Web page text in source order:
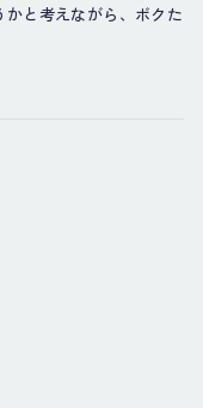
と考えながら、ボクた